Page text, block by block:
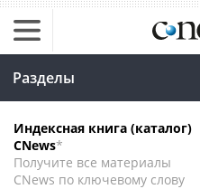
Разделы
Индексная книга (каталог)
CNews*
Получите все материалы
CNews по ключевому слову